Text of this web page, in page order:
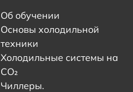
Об обучении
Основы холодильной
техники
Холодильные системы на
CO₂
Чиллеры.